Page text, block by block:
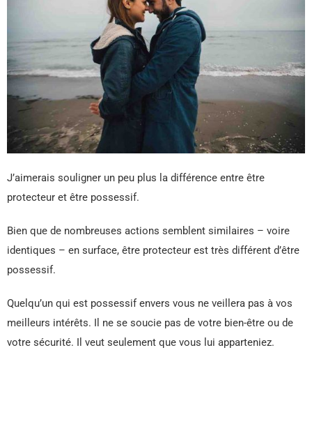
J’aimerais souligner un peu plus la différence entre être
protecteur et être possessif.
Bien que de nombreuses actions semblent similaires – voire
identiques – en surface, être protecteur est très différent d’être
possessif.
Quelqu’un qui est possessif envers vous ne veillera pas à vos
meilleurs intérêts. Il ne se soucie pas de votre bien-être ou de
votre sécurité. Il veut seulement que vous lui apparteniez.